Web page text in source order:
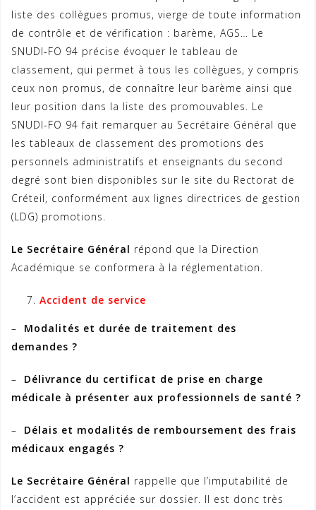
liste des collègues promus, vierge de toute information
de contrôle et de vérification : barème, AGS… Le
SNUDI-FO 94 précise évoquer le tableau de
classement, qui permet à tous les collègues, y compris
ceux non promus, de connaître leur barème ainsi que
leur position dans la liste des promouvables. Le
SNUDI-FO 94 fait remarquer au Secrétaire Général que
les tableaux de classement des promotions des
personnels administratifs et enseignants du second
degré sont bien disponibles sur le site du Rectorat de
Créteil, conformément aux lignes directrices de gestion
(LDG) promotions.
Le Secrétaire Général répond que la Direction
Académique se conformera à la réglementation.
Accident de service
– Modalités et durée de traitement des
demandes ?
– Délivrance du certificat de prise en charge
médicale à présenter aux professionnels de santé ?
– Délais et modalités de remboursement des frais
médicaux engagés ?
Le Secrétaire Général rappelle que l’imputabilité de
l’accident est appréciée sur dossier. Il est donc très